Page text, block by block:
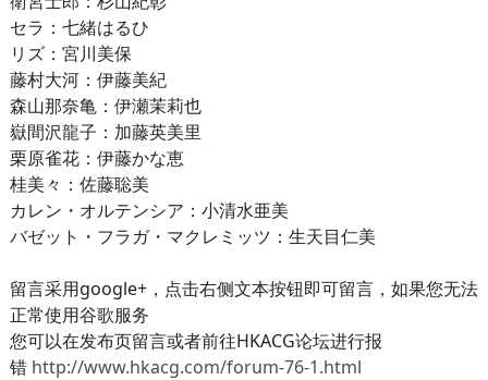
セラ：七緒はるひ
リズ：宮川美保
藤村大河：伊藤美紀
森山那奈亀：伊瀬茉莉也
嶽間沢龍子：加藤英美里
栗原雀花：伊藤かな恵
桂美々：佐藤聡美
カレン・オルテンシア：小清水亜美
バゼット・フラガ・マクレミッツ：生天目仁美
留言采用google+，点击右侧文本按钮即可留言，如果您无法
正常使用谷歌服务
您可以在发布页留言或者前往HKACG论坛进行报
错 http://www.hkacg.com/forum-76-1.html